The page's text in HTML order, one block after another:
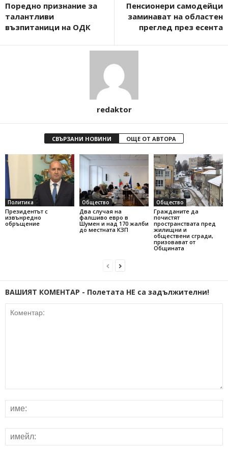
Поредно признание за
талантливи
възпитаници на ОДК
Пенсионери самодейци
заминават на областен
преглед през есента
redaktor
СВЪРЗАНИ НОВИНИ ОЩЕ ОТ АВТОРА
Политика
Президентът с
извънредно
обръщение
Общество
Два случая на
фалшиво евро в
Шумен и над 170 жалби
до местната КЗП
Общество
Гражданите да
почистят
пространствата пред
жилищни и
обществени сгради,
призовават от
Общината
ВАШИЯТ КОМЕНТАР - Полетата НЕ са задължителни!